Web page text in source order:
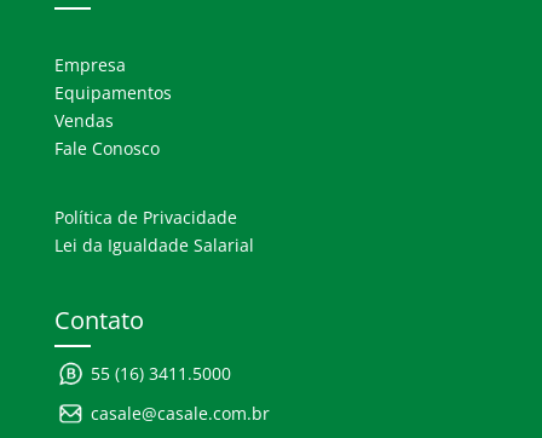
Empresa
Equipamentos
Vendas
Fale Conosco
Política de Privacidade
Lei da Igualdade Salarial
Contato
55 (16) 3411.5000
casale@casale.com.br